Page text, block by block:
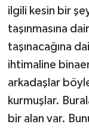
ilgili kesin bir
taşınmasına
taşınacağına
ihtimaline
arkadaşlar
kurmuşlar.
bir alan var.